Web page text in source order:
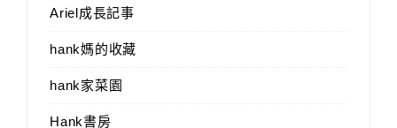
Ariel成長記事
hank媽的收藏
hank家菜園
Hank書房